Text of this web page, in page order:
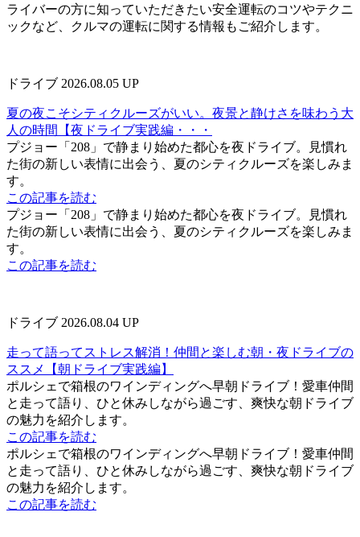
ライバーの方に知っていただきたい安全運転のコツやテクニ
ックなど、クルマの運転に関する情報もご紹介します。
ドライブ 2026.08.05 UP
夏の夜こそシティクルーズがいい。夜景と静けさを味わう大
人の時間【夜ドライブ実践編・・・
プジョー「208」で静まり始めた都心を夜ドライブ。見慣れ
た街の新しい表情に出会う、夏のシティクルーズを楽しみま
す。
この記事を読む
プジョー「208」で静まり始めた都心を夜ドライブ。見慣れ
た街の新しい表情に出会う、夏のシティクルーズを楽しみま
す。
この記事を読む
ドライブ 2026.08.04 UP
走って語ってストレス解消！仲間と楽しむ朝・夜ドライブの
ススメ【朝ドライブ実践編】
ポルシェで箱根のワインディングへ早朝ドライブ！愛車仲間
と走って語り、ひと休みしながら過ごす、爽快な朝ドライブ
の魅力を紹介します。
この記事を読む
ポルシェで箱根のワインディングへ早朝ドライブ！愛車仲間
と走って語り、ひと休みしながら過ごす、爽快な朝ドライブ
の魅力を紹介します。
この記事を読む